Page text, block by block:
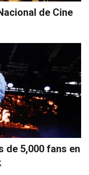
de Cine
de 5,000 fans en